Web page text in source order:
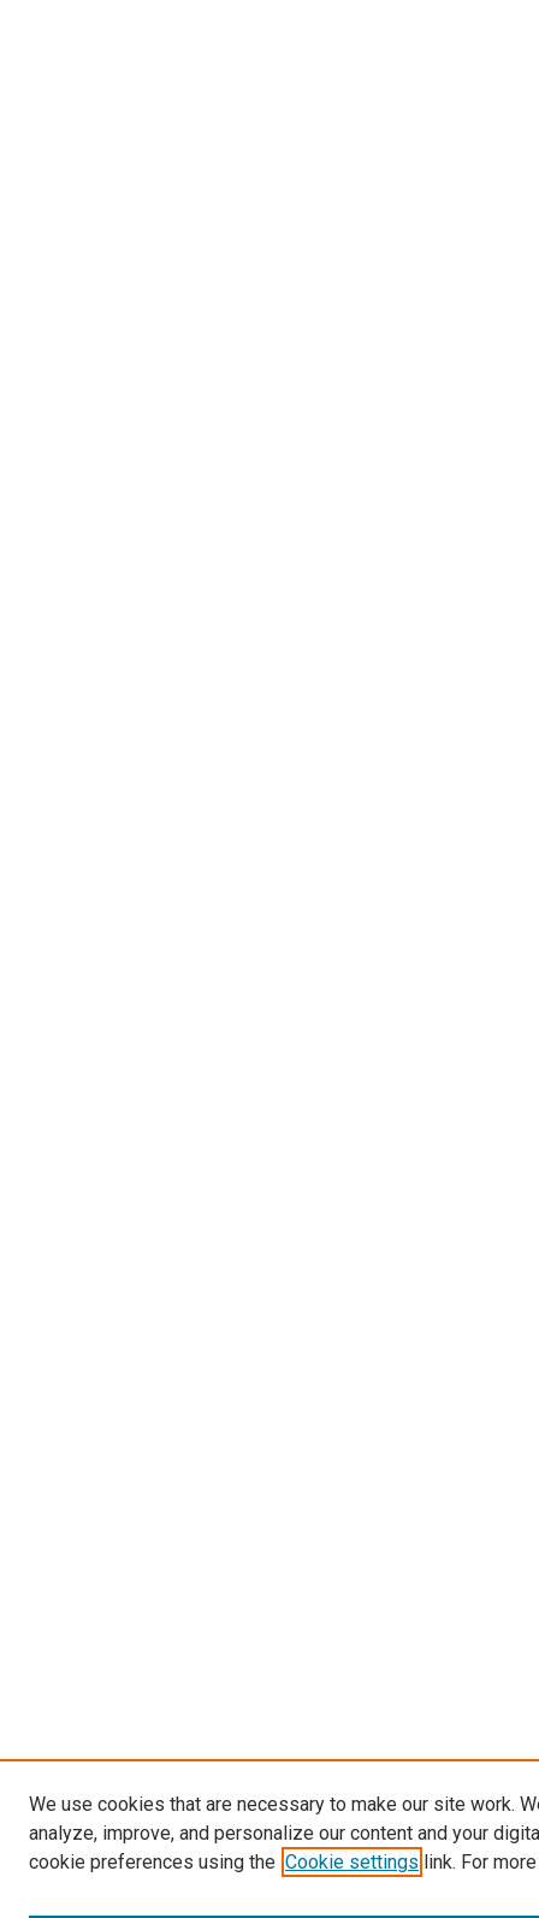
We use cookies that are necessary to make our site work.
analyze, improve, and personalize our content and your
cookie preferences using the Cookie settings link. For